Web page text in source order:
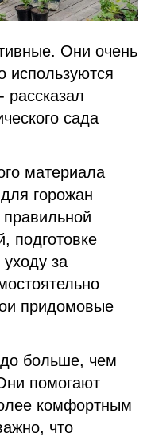
Они очень
используются
рассказал
сада
материала
горожан
подготовке
за
придомовые
больше, чем
помогают
комфортным
что